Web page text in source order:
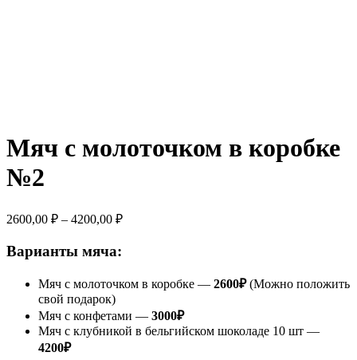
Мяч с молоточком в коробке
№2
2600,00 ₽ – 4200,00 ₽
Варианты мяча:
Мяч с молоточком в коробке — 2600₽(Можно положить
свой подарок)
Мяч с конфетами — 3000₽
Мяч с клубникой в бельгийском шоколаде 10 шт —
4200₽